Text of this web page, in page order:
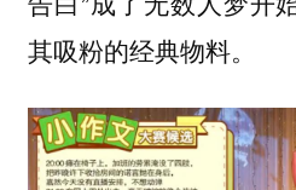
其吸粉的经典物料。